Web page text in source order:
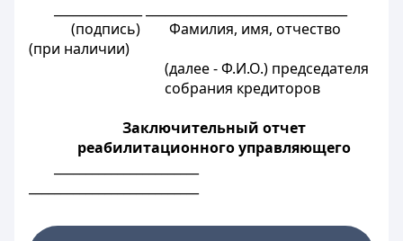
(подпись) Фамилия, имя, отчество
(при наличии)
(далее - Ф.И.О.) председателя
собрания кредиторов
Заключительный отчет
реабилитационного управляющего